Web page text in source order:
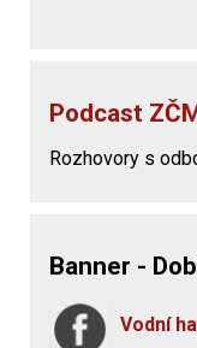
Podcast
Rozhovory s
Banner -
Vodní